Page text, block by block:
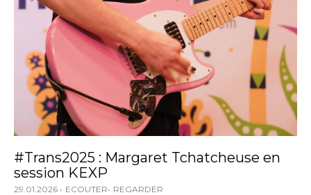
#Trans2025 : Margaret Tchatcheuse en
session KEXP
29.01.2026 ECOUTER REGARDER